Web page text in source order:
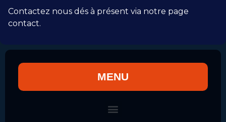
Contactez nous dés à présent via notre page
contact.
MENU